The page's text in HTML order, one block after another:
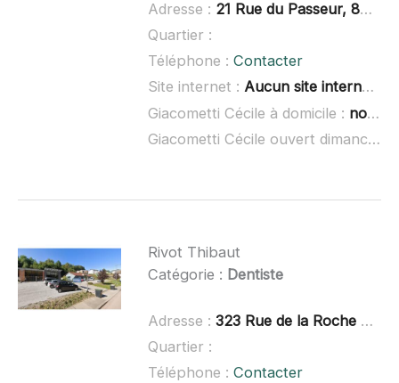
Adresse : 21 Rue du Passeur, 88000 Épinal
Quartier :
Téléphone : Contacter
Site internet : Aucun site internet connu
Giacometti Cécile à domicile : non renseigné
Giacometti Cécile ouvert dimanche :
Rivot Thibaut
Catégorie : Dentiste
Adresse : 323 Rue de la Roche Guérin, 88000 Dinozé
Quartier :
Téléphone : Contacter